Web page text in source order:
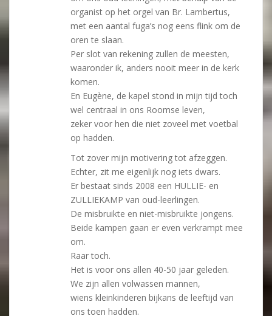
organist op het orgel van Br. Lambertus,
met een aantal fuga’s nog eens flink om de
oren te slaan.
Per slot van rekening zullen de meesten,
waaronder ik, anders nooit meer in de kerk
komen.
En Eugène, de kapel stond in mijn tijd toch
wel centraal in ons Roomse leven,
zeker voor hen die niet zoveel met voetbal
op hadden.
Tot zover mijn motivering tot afzeggen.
Echter, zit me eigenlijk nog iets dwars.
Er bestaat sinds 2008 een HULLIE- en
ZULLIEKAMP van oud-leerlingen.
De misbruikte en niet-misbruikte jongens.
Beide kampen gaan er even verkrampt mee
om.
Raar toch.
Het is voor ons allen 40-50 jaar geleden.
We zijn allen volwassen mannen,
wiens kleinkinderen bijkans de leeftijd van
ons toen hadden.